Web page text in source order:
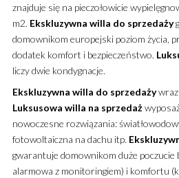
znajduje się na pieczołowicie
m2. Ekskluzywna willa do sprzedaży
domownikom europejski poziom życia,
dodatek komfort i bezpieczeństwo.
liczy dwie kondygnacje.
Ekskluzywna willa do sprzedażywraz
Luksusowa willa na sprzedaż
nowoczesne rozwiązania:
fotowoltaiczna na dachu itp.
gwarantuje domownikom duże poczucie
alarmowa z monitoringiem) i komfortu